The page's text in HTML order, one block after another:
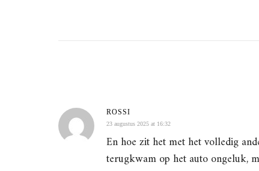
ROSSI
23 augustus 2025 at 16:32
En hoe zit het met het volledig
terugkwam op het auto ongeluk,